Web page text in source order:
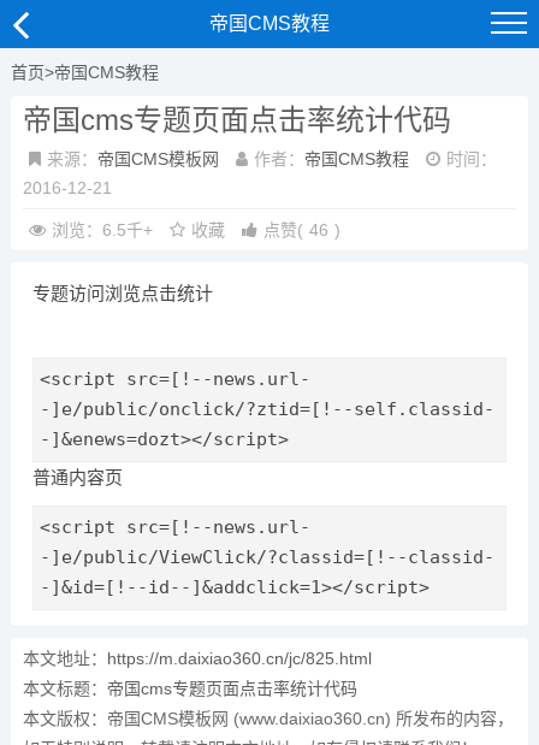
帝国CMS教程
首页>帝国CMS教程
帝国cms专题页面点击率统计代码
来源： 帝国CMS模板网 作者： 帝国CMS教程
时间：
2016-12-21
浏览：6.5千+ 收藏 点赞( 46 )
专题访问浏览点击统计
<script src=[!--news.url-
-]e/public/onclick/?ztid=[!--self.classid-
-]&enews=dozt></script>
普通内容页
<script src=[!--news.url-
-]e/public/ViewClick/?classid=[!--classid-
-]&id=[!--id--]&addclick=1></script>
本文地址： https://m.daixiao360.cn/jc/825.html
本文标题： 帝国cms专题页面点击率统计代码
本文版权：帝国CMS模板网 (www.daixiao360.cn) 所发布的内容，